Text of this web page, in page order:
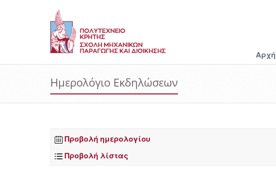
Αρχή
Ημερολόγιο Εκδηλώσεων
Προβολή ημερολογίου
Προβολή λίστας